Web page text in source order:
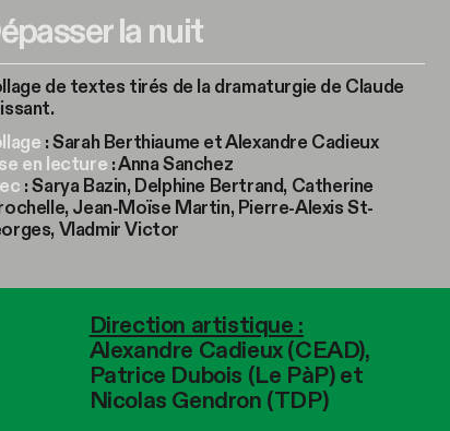
la nuit
de textes tirés de la dramaturgie de Claude
: Sarah Berthiaume et Alexandre Cadieux
en lecture : Anna Sanchez
: Sarya Bazin, Delphine Bertrand, Catherine
Jean-Moïse Martin, Pierre-Alexis St-
Vladmir Victor
Direction artistique :
Alexandre Cadieux (CEAD),
Patrice Dubois (Le PàP) et
Nicolas Gendron (TDP)